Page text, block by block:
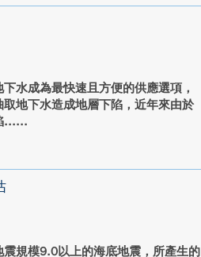
水成為最快速且方便的供應選項，
地下水造成地層下陷，近年來由於
...
規模9.0以上的海底地震，所產生的